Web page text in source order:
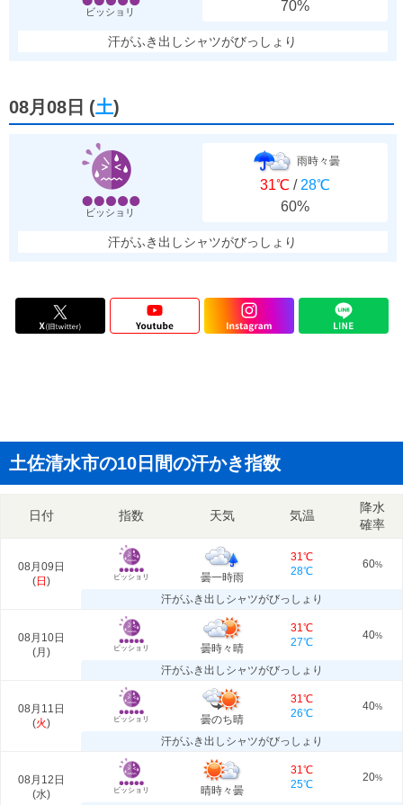
ビッショリ
70%
汗がふき出しシャツがびっしょり
08月08日 (土)
ビッショリ
雨時々曇
31℃ / 28℃
60%
汗がふき出しシャツがびっしょり
土佐清水市の10日間の汗かき指数
日付 指数 天気 気温
降水
確率
08月09日
(日 ) ビッショリ 曇一時雨
31℃
28℃
60%
汗がふき出しシャツがびっしょり
08月10日
(月 ) ビッショリ 曇時々晴
31℃
27℃
40%
汗がふき出しシャツがびっしょり
08月11日
(火) ビッショリ 曇のち晴
31℃
26℃
40%
汗がふき出しシャツがびっしょり
08月12日
(水) ビッショリ 晴時々曇
31℃
25℃
20%